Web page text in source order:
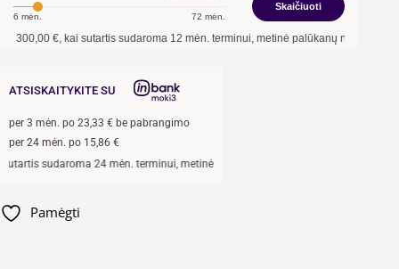
6 mėn. 72 mėn.
Skaičiuoti
€, kai sutartis sudaroma12mėn. terminui, metinė palūkanų norma –
ATSISKAITYKITE SU
per 3 mėn. po 23,33 € be pabrangimo
per 24 mėn. po 15,86 €
sudaroma 24 mėn. terminui, metinė palūkanų norma –
Pamėgti